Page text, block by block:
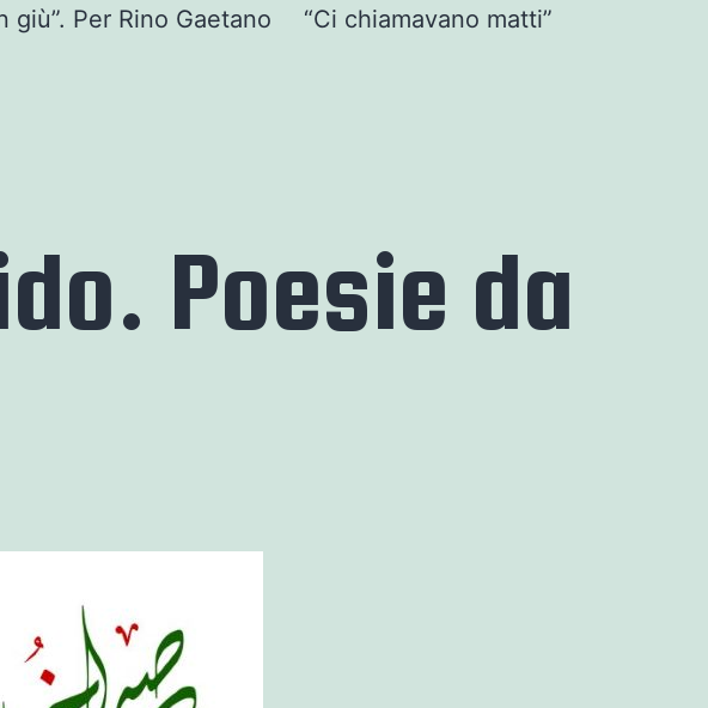
giù”. Per Rino Gaetano “Ci chiamavano matti”
Poesie da